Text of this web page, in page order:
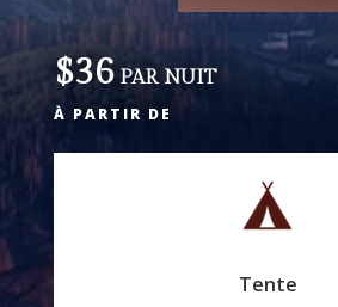
$36 PAR NUIT
À PARTIR DE
Tente